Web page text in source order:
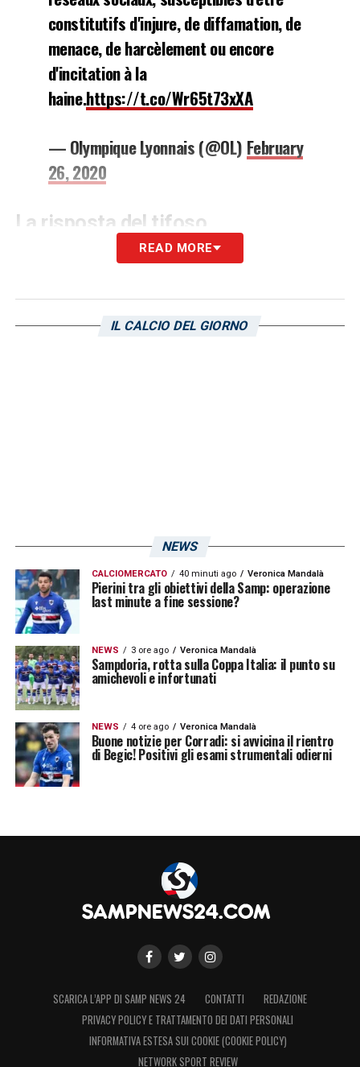
constitutifs d'injure, de diffamation, de
menace, de harcèlement ou encore
d'incitation à la
haine.https://t.co/Wr65t73xXA
— Olympique Lyonnais (@OL) February
26, 2020
La risposta del tifoso
https://twitter.com/FCAouar/status/
LA PLAYLIST DELLE NOSTRE TOP NEWS
READ MORE
IL CALCIO DEL GIORNO
NEWS
CALCIOMERCATO 40 minuti ago Veronica Mandalà
Pierini tra gli obiettivi della Samp: operazione
last minute a fine sessione?
NEWS 3 ore ago Veronica Mandalà
Sampdoria, rotta sulla Coppa Italia: il punto su
amichevoli e infortunati
NEWS 4 ore ago Veronica Mandalà
Buone notizie per Corradi: si avvicina il rientro
di Begic! Positivi gli esami strumentali odierni
SCARICA L’APP DI SAMP NEWS 24 CONTATTI
REDAZIONE
PRIVACY POLICY E TRATTAMENTO DEI DATI PERSONALI
INFORMATIVA ESTESA SUI COOKIE (COOKIE POLICY)
NETWORK SPORT REVIEW